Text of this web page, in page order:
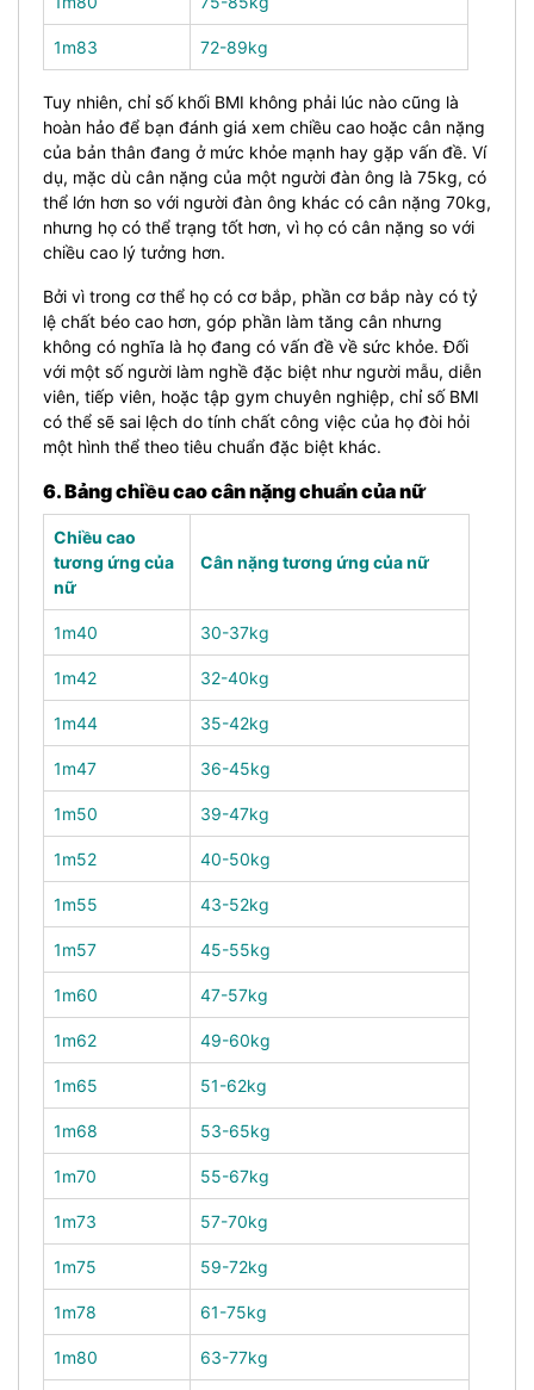
1m83 72-89kg
Tuy nhiên, chỉ số khối BMI không phải lúc nào cũng là
hoàn hảo để bạn đánh giá xem chiều cao hoặc cân nặng
của bản thân đang ở mức khỏe mạnh hay gặp vấn đề. Ví
dụ, mặc dù cân nặng của một người đàn ông là 75kg, có
thể lớn hơn so với người đàn ông khác có cân nặng 70kg,
nhưng họ có thể trạng tốt hơn, vì họ có cân nặng so với
chiều cao lý tưởng hơn.
Bởi vì trong cơ thể họ có cơ bắp, phần cơ bắp này có tỷ
lệ chất béo cao hơn, góp phần làm tăng cân nhưng
không có nghĩa là họ đang có vấn đề về sức khỏe.Đối
với một số người làm nghề đặc biệt như người mẫu, diễn
viên, tiếp viên, hoặc tập gym chuyên nghiệp, chỉ số BMI
có thể sẽ sai lệch do tính chất công việc của họ đòi hỏi
một hình thể theo tiêu chuẩn đặc biệt khác.
6. Bảng chiều cao cân nặng chuẩn của nữ
Chiều cao
tương ứng của
nữ
Cân nặng tương ứng của nữ
1m40 30-37kg
1m42 32-40kg
1m44 35-42kg
1m47 36-45kg
1m50 39-47kg
1m52 40-50kg
1m55 43-52kg
1m57 45-55kg
1m60 47-57kg
1m62 49-60kg
1m65 51-62kg
1m68 53-65kg
1m70 55-67kg
1m73 57-70kg
1m75 59-72kg
1m78 61-75kg
1m80 63-77kg